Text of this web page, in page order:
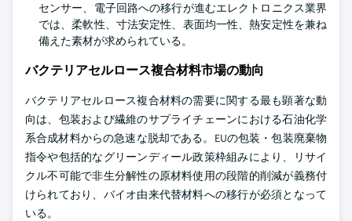
センサー、電子回路への移行が進むエレクトロニクス業界
では、柔軟性、寸法安定性、表面均一性、熱安定性を兼ね
備えた素材が求められている。
バクテリアセルロース複合材料市場の動向
バクテリアセルロース複合材料の需要に関する最も顕著な動
向は、包装および繊維のサプライチェーンにおける石油化学
系合成材料からの急速な脱却である。EUの包装・包装廃棄物
指令や包括的なグリーンディール政策枠組みにより、リサイ
クル不可能で非生分解性の原材料使用の段階的削減が義務付
けられており、バイオ由来代替材料への移行が必須となって
いる。